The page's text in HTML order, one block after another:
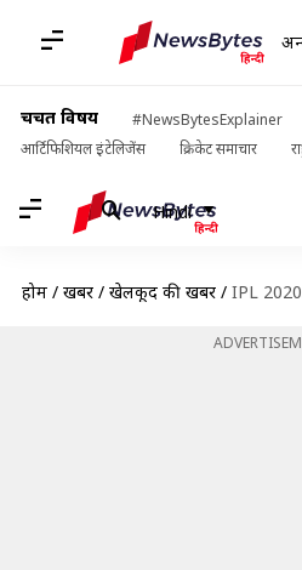
चर्चित विषय #NewsBytesExplainer
आर्टिफिशियल इंटेलिजेंस
क्रिकेट समाचार
Hindi
होम / खबरें / खेलकूद की खबरें / IPL 2020: इन